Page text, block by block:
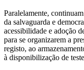
Paralelamente,
da salvaguarda e
acessibilidade e adoção
para se organizarem a
registo, ao
à disponibilização de